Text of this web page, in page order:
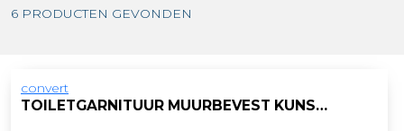
6 PRODUCTEN GEVONDEN
convert
TOILETGARNITUUR MUURBEVEST KUNSTSTOF WIT